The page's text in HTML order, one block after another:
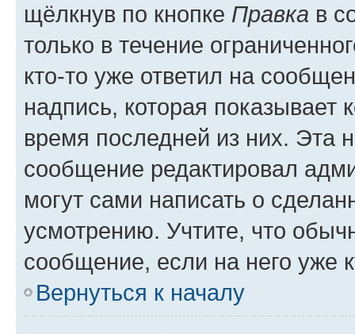
щёлкнув по кнопке Правка в
только в течение
кто-то уже ответил на
надпись, которая показывает
время последней из них. Эта
сообщение редактировал
могут сами написать о
усмотрению. Учтите, что
сообщение, если на него уже
Вернуться к началу